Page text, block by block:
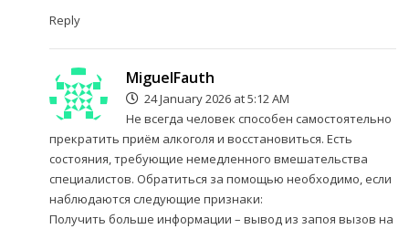
Reply
MiguelFauth
24 January 2026 at 5:12 AM
Не всегда человек способен самостоятельно
прекратить приём алкоголя и восстановиться. Есть
состояния, требующие немедленного вмешательства
специалистов. Обратиться за помощью необходимо, если
наблюдаются следующие признаки:
Получить больше информации – вывод из запоя вызов на